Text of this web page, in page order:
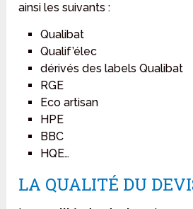
ainsi les suivants :
Qualibat
Qualif’élec
dérivés des labels Qualibat
RGE
Eco artisan
HPE
BBC
HQE…
LA QUALITÉ DU